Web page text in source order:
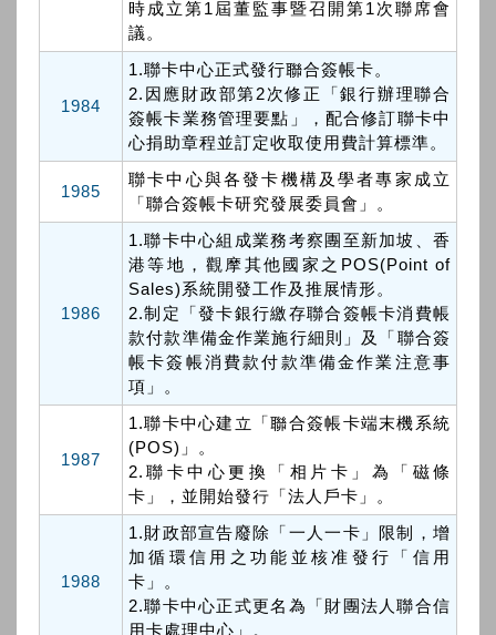
時成立第1屆董監事暨召開第1次聯席會
議。
1984
1.聯卡中心正式發行聯合簽帳卡。
2.因應財政部第2次修正「銀行辦理聯合
簽帳卡業務管理要點」，配合修訂聯卡中
心捐助章程並訂定收取使用費計算標準。
1985
聯卡中心與各發卡機構及學者專家成立
「聯合簽帳卡研究發展委員會」。
1986
1.聯卡中心組成業務考察團至新加坡、香
港等地，觀摩其他國家之POS(Point of
Sales)系統開發工作及推展情形。
2.制定「發卡銀行繳存聯合簽帳卡消費帳
款付款準備金作業施行細則」及「聯合簽
帳卡簽帳消費款付款準備金作業注意事
項」。
1987
1.聯卡中心建立「聯合簽帳卡端末機系統
(POS)」。
2.聯卡中心更換「相片卡」為「磁條
卡」，並開始發行「法人戶卡」。
1988
1.財政部宣告廢除「一人一卡」限制，增
加循環信用之功能並核准發行「信用
卡」。
2.聯卡中心正式更名為「財團法人聯合信
用卡處理中心」。